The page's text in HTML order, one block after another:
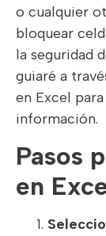
o cualquier
bloquear
la seguridad
guiaré a
en Excel
información.
Pasos
en